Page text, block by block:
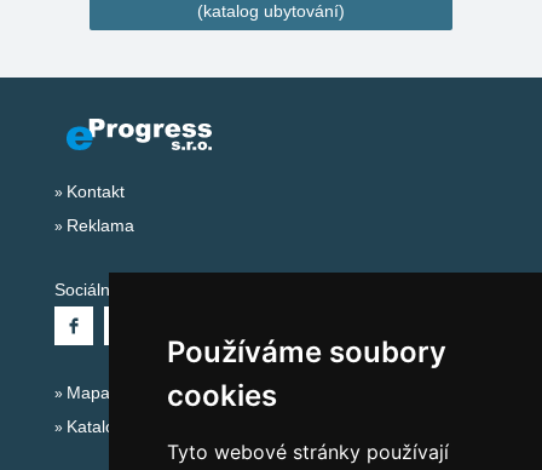
Používáme soubory
cookies
Tyto webové stránky používají
(katalog ubytování)
Kontakt
Reklama
Sociální sítě:
Mapa serveru Alpy - Rakousko
Katalog ubytování